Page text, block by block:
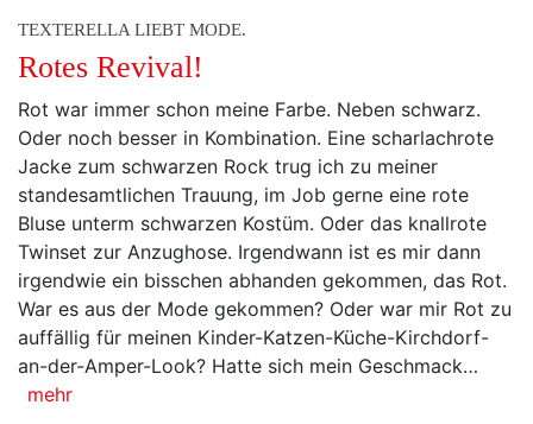
Rotes Revival!
Rot war immer schon meine Farbe. Neben schwarz.
Oder noch besser in Kombination. Eine scharlachrote
Jacke zum schwarzen Rock trug ich zu meiner
standesamtlichen Trauung, im Job gerne eine rote
Bluse unterm schwarzen Kostüm. Oder das knallrote
Twinset zur Anzughose. Irgendwann ist es mir dann
irgendwie ein bisschen abhanden gekommen, das Rot.
War es aus der Mode gekommen? Oder war mir Rot zu
auffällig für meinen Kinder-Katzen-Küche-Kirchdorf-
an-der-Amper-Look? Hatte sich mein Geschmack…
mehr